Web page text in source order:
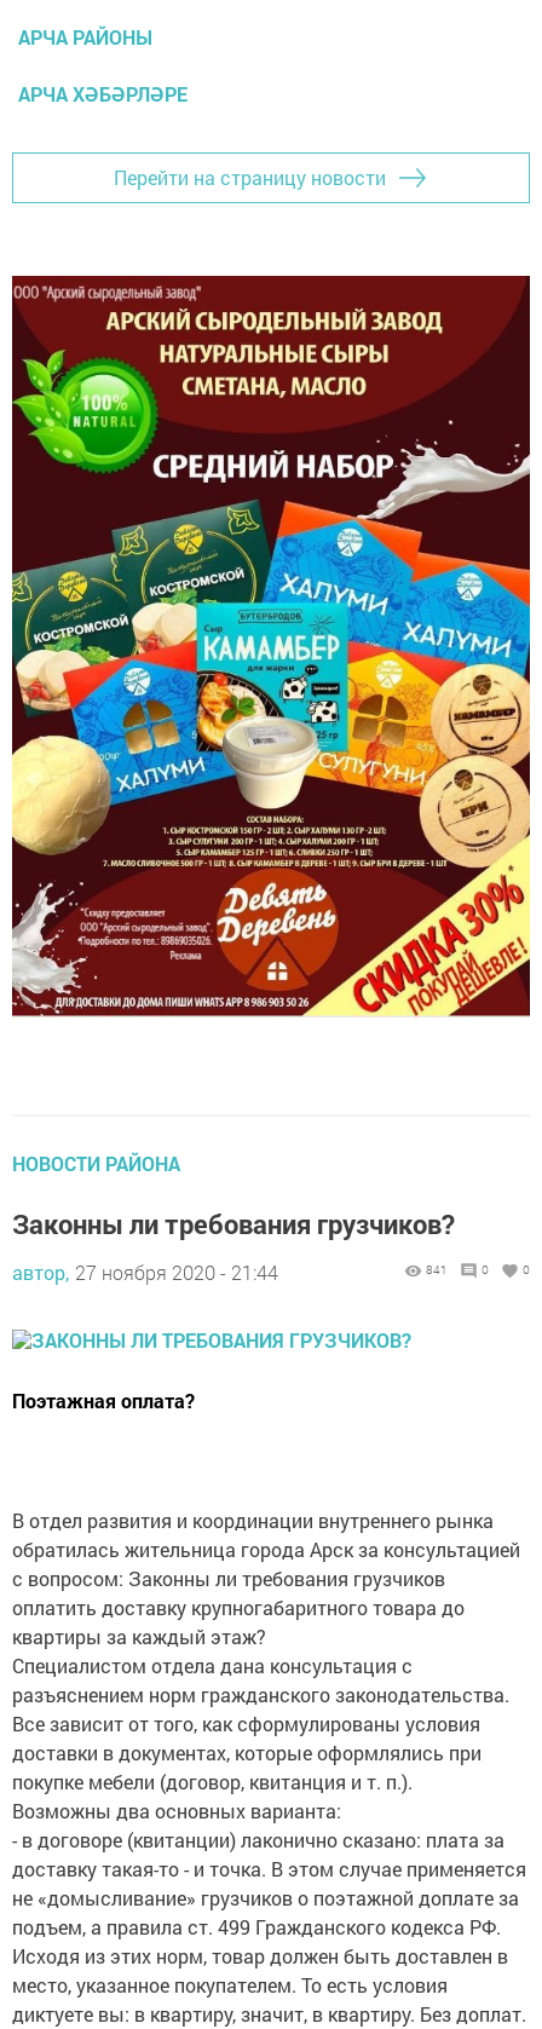
АРЧА РАЙОНЫ
АРЧА ХӘБӘРЛӘРЕ
Перейти на страницу новости
НОВОСТИ РАЙОНА
Законны ли требования грузчиков?
автор, 27 ноября 2020 - 21:44 841 0 0
Поэтажная оплата?
В отдел развития и координации внутреннего рынка
обратилась жительница города Арск за консультацией
с вопросом: Законны ли требования грузчиков
оплатить доставку крупногабаритного товара до
квартиры за каждый этаж?
Специалистом отдела дана консультация с
разъяснением норм гражданского законодательства.
Все зависит от того, как сформулированы условия
доставки в документах, которые оформлялись при
покупке мебели (договор, квитанция и т. п.).
Возможны два основных варианта:
- в договоре (квитанции) лаконично сказано: плата за
доставку такая-то - и точка. В этом случае применяется
не «домысливание» грузчиков о поэтажной доплате за
подъем, а правила ст. 499 Гражданского кодекса РФ.
Исходя из этих норм, товар должен быть доставлен в
место, указанное покупателем. То есть условия
диктуете вы: в квартиру, значит, в квартиру. Без доплат.